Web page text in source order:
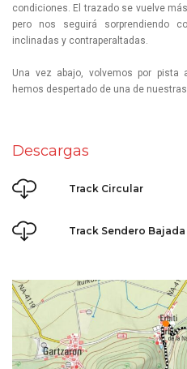
condiciones. El trazado se vuelve
pero nos seguirá sorprendiendo
inclinadas y contraperaltadas.
Una vez abajo, volvemos por pista
hemos despertado de una de
Descargas
Track Circular
Track Sendero Bajada